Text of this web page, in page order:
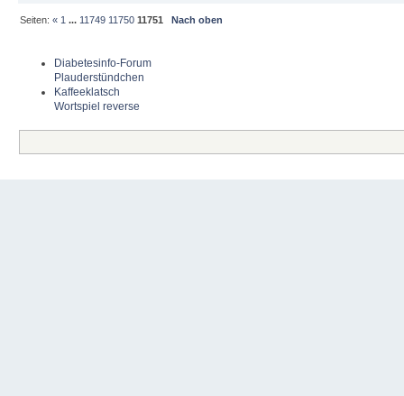
Seiten:« 1 ... 11749 11750 11751 Nach oben
Diabetesinfo-Forum
Plauderstündchen
Kaffeeklatsch
Wortspiel reverse